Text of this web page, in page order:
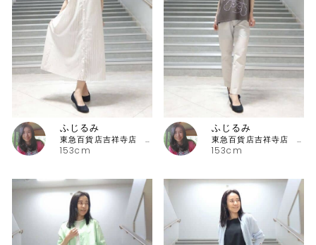
153cm
ふじるみ
東急百貨店吉祥寺店 ピッコーネ
153cm
ふじるみ
東急百貨店吉祥寺店 ピッコーネ